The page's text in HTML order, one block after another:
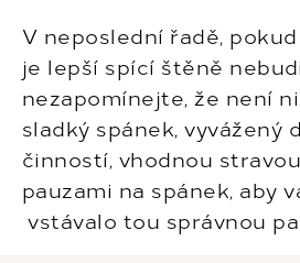
V neposlední řadě,
je lepší spící štěně
nezapomínejte, že není
sladký spánek, vyvážený
činností, vhodnou
pauzami na spánek, aby
vstávalo tou správnou